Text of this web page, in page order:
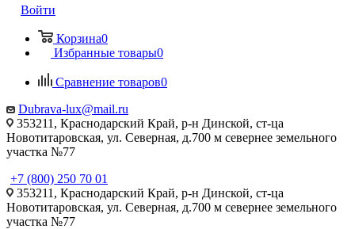
Войти
Корзина0
Избранные товары0
Сравнение товаров0
Dubrava-lux@mail.ru
353211, Краснодарский Край, р-н Динской, ст-ца
Новотитаровская, ул. Северная, д.700 м севернее земельного
участка №77
+7 (800) 250 70 01
353211, Краснодарский Край, р-н Динской, ст-ца
Новотитаровская, ул. Северная, д.700 м севернее земельного
участка №77